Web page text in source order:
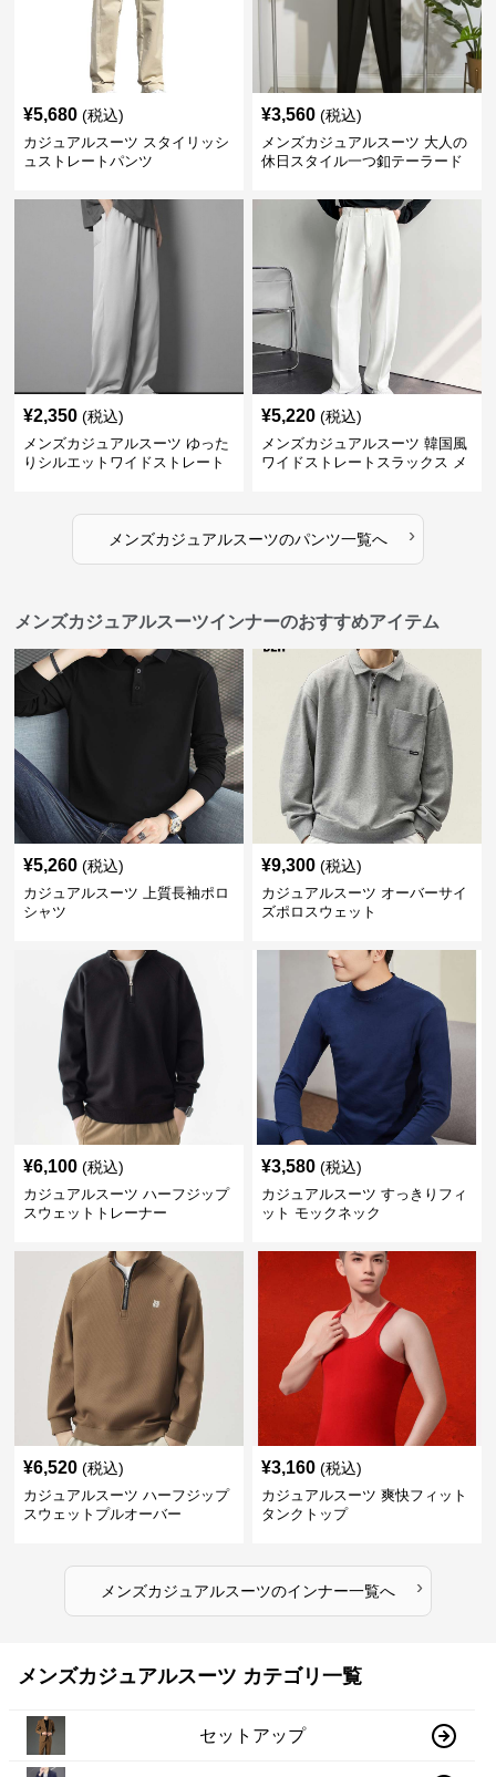
¥5,680 (税込)
カジュアルスーツ スタイリッシ
ュストレートパンツ
¥3,560 (税込)
メンズカジュアルスーツ 大人の
休日スタイル一つ釦テーラード
¥2,350 (税込)
メンズカジュアルスーツ ゆった
りシルエットワイドストレート
¥5,220 (税込)
メンズカジュアルスーツ 韓国風
ワイドストレートスラックス メ
メンズカジュアルスーツのパンツ一覧へ ›
メンズカジュアルスーツインナーのおすすめアイテム
¥5,260 (税込)
カジュアルスーツ 上質長袖ポロ
シャツ
¥9,300 (税込)
カジュアルスーツ オーバーサイ
ズポロスウェット
¥6,100 (税込)
カジュアルスーツ ハーフジップ
スウェットトレーナー
¥3,580 (税込)
カジュアルスーツ すっきりフィ
ット モックネック
¥6,520 (税込)
カジュアルスーツ ハーフジップ
スウェットプルオーバー
¥3,160 (税込)
カジュアルスーツ 爽快フィット
タンクトップ
メンズカジュアルスーツのインナー一覧へ ›
メンズカジュアルスーツ カテゴリ一覧
セットアップ